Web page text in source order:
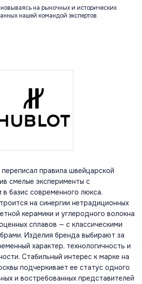
на рыночных и исторических
нашей командой экспертов.
правила швейцарской
смелые эксперименты с
базис современного люкса.
на синергии нетрадиционных
керамики и углеродного волокна
сплавов — с классическими
Изделия бренда выбирают за
характер, технологичность и
Стабильный интерес к марке на
подчеркивает ее статус одного
и востребованных представителей